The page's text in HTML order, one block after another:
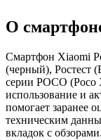
О
Смартфон Xiaomi
(черный), Ростест
серии POCO (Poco
использование и
помогает заранее
техническим
вкладок с обзорами.